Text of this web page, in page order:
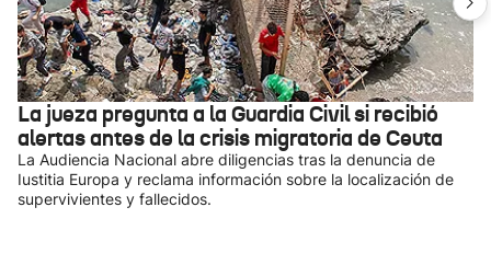
La jueza pregunta a la Guardia Civil si recibió
alertas antes de la crisis migratoria de Ceuta
La Audiencia Nacional abre diligencias tras la denuncia de
Iustitia Europa y reclama información sobre la localización de
supervivientes y fallecidos.